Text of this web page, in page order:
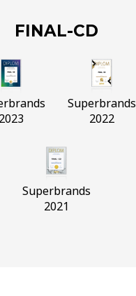
FINAL-CD
2023
Superbrands
2022
Superbrands
2021